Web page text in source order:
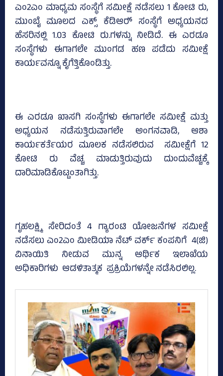
ಎಂ2ಎಂ ಮಾಧ್ಯಮ ಸಂಸ್ಥೆಗೆ ಸಮೀಕ್ಷೆ ನಡೆಸಲು 1 ಕೋಟಿ ರು,
ಮುಂಬೈ ಮೂಲದ ಎಕ್ಸ್‌ ಕೆಡಿಆರ್‍‌ ಸಂಸ್ಥೆಗೆ ಅಧ್ಯಯನದ
ಹೆಸರಿನಲ್ಲಿ 1.03 ಕೋಟಿ ರು.ಗಳನ್ನು ನೀಡಿದೆ. ಈ ಎರಡೂ
ಸಂಸ್ಥೆಗಳು ಈಗಾಗಲೇ ಮುಂಗಡ ಹಣ ಪಡೆದು ಸಮೀಕ್ಷೆ
ಕಾರ್ಯವನ್ನೂ ಕೈಗೆತ್ತಿಕೊಂಡಿತ್ತು.
ಈ ಎರಡೂ ಖಾಸಗಿ ಸಂಸ್ಥೆಗಳು ಈಗಾಗಲೇ ಸಮೀಕ್ಷೆ ಮತ್ತು
ಅಧ್ಯಯನ ನಡೆಸುತ್ತಿರುವಾಗಲೇ ಅಂಗನವಾಡಿ, ಆಶಾ
ಕಾರ್ಯಕರ್ತೆಯರ ಮೂಲಕ ನಡೆಸಲಿರುವ ಸಮೀಕ್ಷೆಗೆ 12
ಕೋಟಿ ರು ವೆಚ್ಚ ಮಾಡುತ್ತಿರುವುದು ದುಂದುವೆಚ್ಚಕ್ಕೆ
ದಾರಿಮಾಡಿಕೊಟ್ಟಂತಾಗಿತ್ತು.
ಗೃಹಲಕ್ಷ್ಮಿ ಸೇರಿದಂತೆ 4 ಗ್ಯಾರಂಟಿ ಯೋಜನೆಗಳ ಸಮೀಕ್ಷೆ
ನಡೆಸಲು ಎಂ2ಎಂ ಮೀಡಿಯಾ ನೆಟ್‌ ವರ್ಕ್‌ ಕಂಪನಿಗೆ 4(ಜಿ)
ವಿನಾಯಿತಿ ನೀಡುವ ಮುನ್ನ ಆರ್ಥಿಕ ಇಲಾಖೆಯ
ಅಧಿಕಾರಿಗಳು ಆಡಳಿತಾತ್ಮಕ ಪ್ರಕ್ರಿಯೆಗಳನ್ನೇ ನಡೆಸಿರಲಿಲ್ಲ.